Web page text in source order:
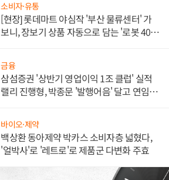
소비자·유통
[현장] 롯데마트 야심작 '부산 물류센터' 가
보니, 장보기 상품 자동으로 담는 '로봇 400
금융
삼섬증권 '상반기 영업이익 1조 클럽' 실적
랠리 진행형, 박종문 '발행어음' 달고 연임 향
바이오·제약
백상환 동아제약 박카스 소비자층 넓혔다,
'얼박사'로 '레트로'로 제품군 다변화 주효